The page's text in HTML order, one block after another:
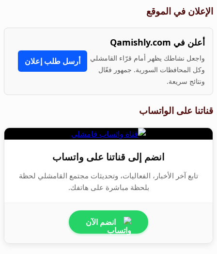
الإعلان في الموقع
أعلن في Qamishly.com
واجعل نشاطك يظهر أمام قرّاء القامشلي
وكل المحافظات السورية. جمهور فعّال
ونتائج سريعة.
أرسل طلب إعلان
قناتنا على الواتساب
انضم إلى قناتنا على واتساب
تابع آخر الأخبار، الفعاليات، وتحديثات مجتمع القامشلي لحظة
بلحظة مباشرة على هاتفك.
انضم الآن